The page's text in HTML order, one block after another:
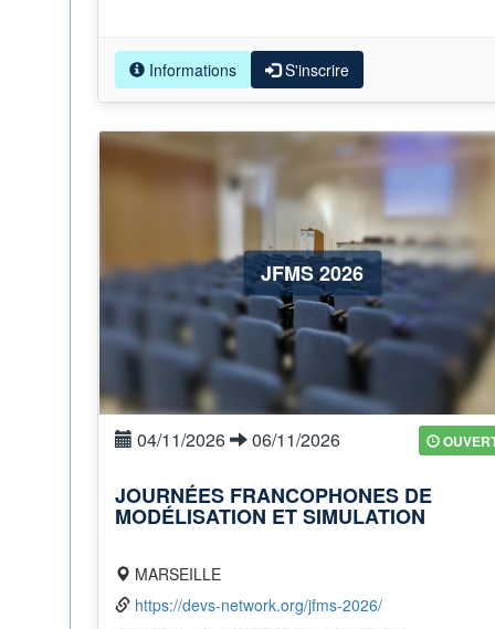
Informations S'inscrire
JFMS 2026
04/11/2026 06/11/2026
JOURNÉES FRANCOPHONES DE
MODÉLISATION ET SIMULATION
MARSEILLE
https://devs-network.org/jfms-2026/